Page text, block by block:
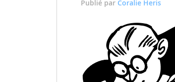
Publié par Coralie Heris